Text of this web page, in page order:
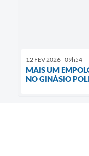
12 FEV 2026 - 09h54
MAIS UM
NO GINÁSIO